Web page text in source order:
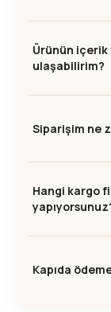
Ürünün
ulaşabilirim?
Siparişim ne
Hangi kargo
Kapıda